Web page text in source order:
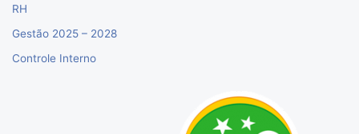
RH
Gestão 2025 – 2028
Controle Interno